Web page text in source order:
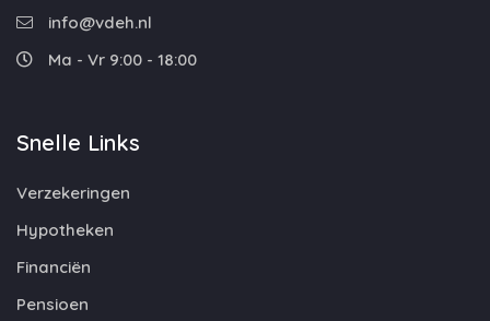
info@vdeh.nl
Ma - Vr 9:00 - 18:00
Snelle Links
Verzekeringen
Hypotheken
Financiën
Pensioen